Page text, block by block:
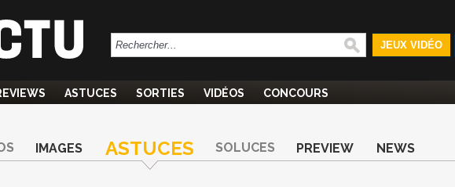
JEUX VIDÉO
ASTUCES SORTIES VIDÉOS CONCOURS
IMAGES ASTUCES SOLUCES PREVIEW NEWS